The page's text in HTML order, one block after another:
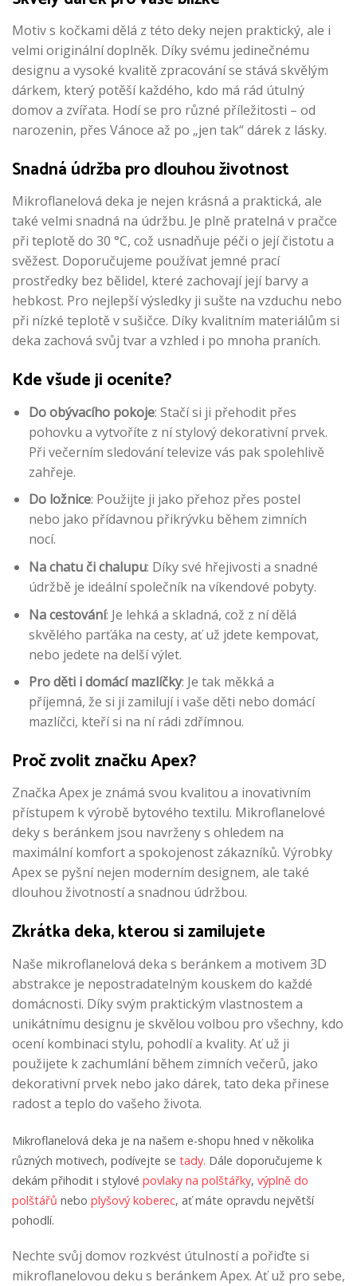
Motiv s kočkami dělá z této deky nejen praktický, ale i
velmi originální doplněk. Díky svému jedinečnému
designu a vysoké kvalitě zpracování se stává skvělým
dárkem, který potěší každého, kdo má rád útulný
domov a zvířata. Hodí se pro různé příležitosti – od
narozenin, přes Vánoce až po „jen tak“ dárek z lásky.
Snadná údržba pro dlouhou životnost
Mikroflanelová deka je nejen krásná a praktická, ale
také velmi snadná na údržbu. Je plně pratelná v pračce
při teplotě do 30 °C, což usnadňuje péči o její čistotu a
svěžest. Doporučujeme používat jemné prací
prostředky bez bělidel, které zachovají její barvy a
hebkost. Pro nejlepší výsledky ji sušte na vzduchu nebo
při nízké teplotě v sušičce. Díky kvalitním materiálům si
deka zachová svůj tvar a vzhled i po mnoha praních.
Kde všude ji oceníte?
Do obývacího pokoje: Stačí si ji přehodit přes
pohovku a vytvoříte z ní stylový dekorativní prvek.
Při večerním sledování televize vás pak spolehlivě
zahřeje.
Do ložnice: Použijte ji jako přehoz přes postel
nebo jako přídavnou přikrývku během zimních
nocí.
Na chatu či chalupu: Díky své hřejivosti a snadné
údržbě je ideální společník na víkendové pobyty.
Na cestování: Je lehká a skladná, což z ní dělá
skvělého parťáka na cesty, ať už jdete kempovat,
nebo jedete na delší výlet.
Pro děti i domácí mazlíčky: Je tak měkká a
příjemná, že si ji zamilují i vaše děti nebo domácí
mazlíčci, kteří si na ní rádi zdřímnou.
Proč zvolit značku Apex?
Značka Apex je známá svou kvalitou a inovativním
přístupem k výrobě bytového textilu. Mikroflanelové
deky s beránkem jsou navrženy s ohledem na
maximální komfort a spokojenost zákazníků. Výrobky
Apex se pyšní nejen moderním designem, ale také
dlouhou životností a snadnou údržbou.
Zkrátka deka, kterou si zamilujete
Naše mikroflanelová deka s beránkem a motivem 3D
abstrakce je nepostradatelným kouskem do každé
domácnosti. Díky svým praktickým vlastnostem a
unikátnímu designu je skvělou volbou pro všechny, kdo
ocení kombinaci stylu, pohodlí a kvality. Ať už ji
použijete k zachumlání během zimních večerů, jako
dekorativní prvek nebo jako dárek, tato deka přinese
radost a teplo do vašeho života.
Mikroflanelová deka je na našem e-shopu hned v několika
různých motivech, podívejte se tady. Dále doporučujeme k
dekám přihodit i stylové povlaky na polštářky, výplně do
polštářů nebo plyšový koberec, ať máte opravdu největší
pohodlí.
Nechte svůj domov rozkvést útulností a pořiďte si
mikroflanelovou deku s beránkem Apex. Ať už pro sebe,